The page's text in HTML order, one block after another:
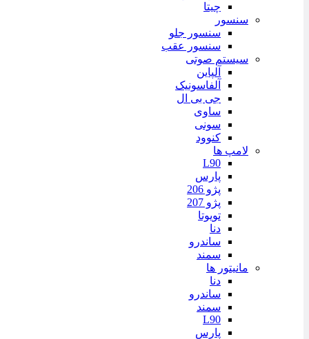
چیتا
سنسور
سنسور جلو
سنسور عقب
سیستم صوتی
آلپاین
آلفاسونیک
جی بی ال
ساوی
سونی
کنوود
لامپ ها
L90
پارس
پژو 206
پژو 207
تویوتا
دنا
ساندرو
سمند
مانیتور ها
دنا
ساندرو
سمند
L90
پارس